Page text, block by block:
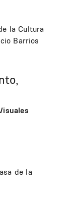
la Cultura
Barrios
de la